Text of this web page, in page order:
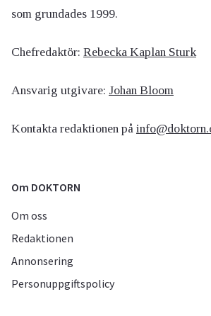
som grundades 1999.
Chefredaktör: Rebecka Kaplan Sturk
Ansvarig utgivare: Johan Bloom
Kontakta redaktionen på
Om DOKTORN
Om oss
Redaktionen
Annonsering
Personuppgiftspolicy